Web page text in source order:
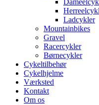
Ladcykler
Mountainbikes
Gravel
Racercykler
Børnecykler
Cykeltilbehør
Cykelhjelme
Værksted
Kontakt
Om os